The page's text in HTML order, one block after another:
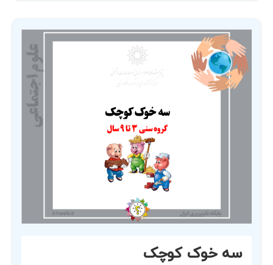
سه خوک کوچک